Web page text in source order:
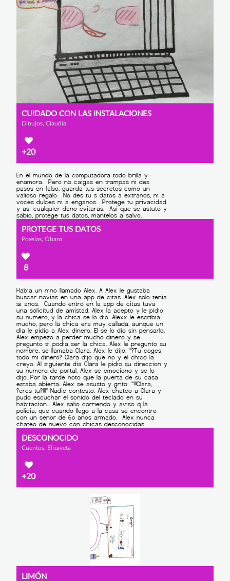
CUIDADO CON LAS INSTALACIONES
Dibujos, Claudia
+20
PROTEGE TUS DATOS
Poesías, Obaro
8
DESCONOCIDO
Cuentos, Elizaveta
+20
LIMÓN